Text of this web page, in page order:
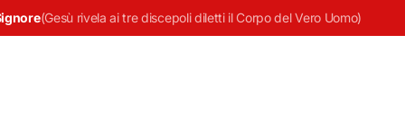
(Gesù rivela ai tre discepoli diletti il Corpo del Vero Uomo)